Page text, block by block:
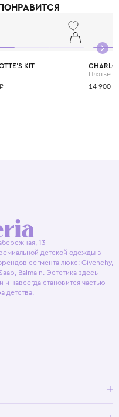
KIT
Платье
14 900 ₽
13
детской одежды в
сегмента люкс: Givenchy,
Balmain. Эстетика здесь
навсегда становится частью
детства.